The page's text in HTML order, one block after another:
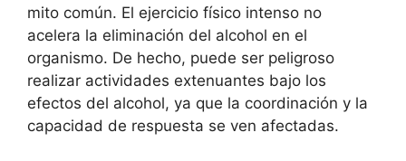
mito común. El ejercicio físico intenso no
acelera la eliminación del alcohol en el
organismo. De hecho, puede ser peligroso
realizar actividades extenuantes bajo los
efectos del alcohol, ya que la coordinación y la
capacidad de respuesta se ven afectadas.